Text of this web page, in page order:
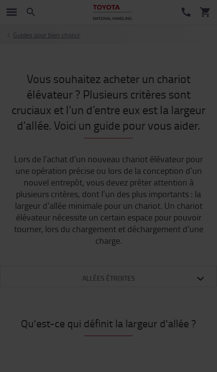
Guides pour bien choisir
Vous souhaitez acheter un chariot
élévateur ? Plusieurs critères sont
cruciaux et l’un d’entre eux est la largeur
d'allée. Voici un guide pour vous aider.
Lors de l'achat d'un nouveau chariot élévateur pour
une opération précise ou lors de la conception d'un
nouvel entrepôt, vous devez prêter attention à
plusieurs critères, dont l’un des plus importants : la
largeur d'allée minimale pour un chariot. Un chariot
élévateur nécessite un certain espace pour pouvoir
tourner, lors du chargement et déchargement d'une
charge.
ALLÉES ÉTROITES
Qu'est-ce qui définit la largeur d'allée ?